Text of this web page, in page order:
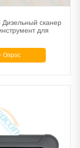
сканер
для
Опрос